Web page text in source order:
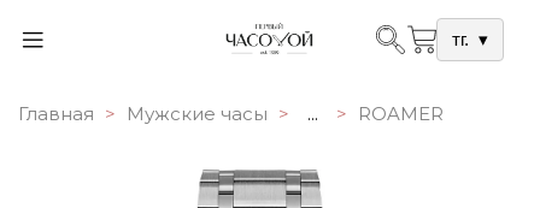
тг. ▾
Главная Мужские часы ... ROAMER